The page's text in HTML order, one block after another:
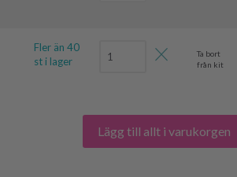
Fler än 40
st i lager
Ta bort
från kit
Lägg till allt i varukorgen